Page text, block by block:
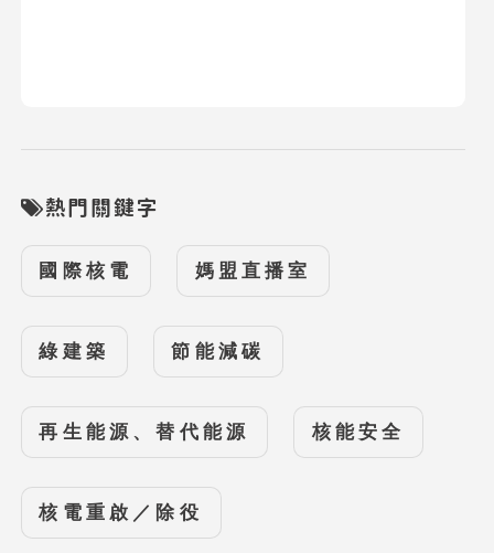
熱門關鍵字
國際核電 媽盟直播室
綠建築 節能減碳
再生能源、替代能源 核能安全
核電重啟／除役